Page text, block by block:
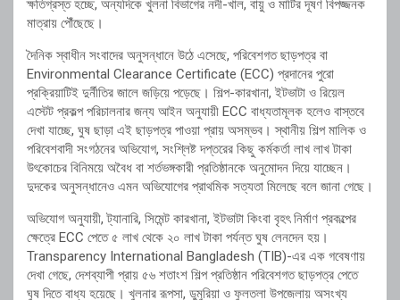
ক্ষতিগ্রস্ত হচ্ছে, অন্যদিকে খুলনা বিভাগের নদী-খাল, বায়ু ও মাটির দূষণ বিপজ্জনক
মাত্রায় পৌঁছেছে।
দৈনিক স্বাধীন সংবাদের অনুসন্ধানে উঠে এসেছে, পরিবেশগত ছাড়পত্র বা
Environmental Clearance Certificate (ECC) প্রদানের পুরো
প্রক্রিয়াটিই দুর্নীতির জালে জড়িয়ে পড়েছে। শিল্প-কারখানা, ইটভাটা ও রিয়েল
এস্টেট প্রকল্প পরিচালনার জন্য আইন অনুযায়ী ECC বাধ্যতামূলক হলেও বাস্তবে
দেখা যাচ্ছে, ঘুষ ছাড়া এই ছাড়পত্র পাওয়া প্রায় অসম্ভব। স্থানীয় শিল্প মালিক ও
পরিবেশবাদী সংগঠনের অভিযোগ, সংশ্লিষ্ট দপ্তরের কিছু কর্মকর্তা লাখ লাখ টাকা
উৎকোচের বিনিময়ে অবৈধ বা শর্তভঙ্গকারী প্রতিষ্ঠানকে অনুমোদন দিয়ে যাচ্ছেন।
দুদকের অনুসন্ধানেও এমন অভিযোগের প্রাথমিক সত্যতা মিলেছে বলে জানা গেছে।
অভিযোগ অনুযায়ী, ট্যানারি, সিমেন্ট কারখানা, ইটভাটা কিংবা বৃহৎ নির্মাণ প্রকল্পের
ক্ষেত্রে ECC পেতে ৫ লাখ থেকে ২০ লাখ টাকা পর্যন্ত ঘুষ লেনদেন হয়।
Transparency International Bangladesh (TIB)-এর এক গবেষণায়
দেখা গেছে, দেশব্যাপী প্রায় ৫৬ শতাংশ শিল্প প্রতিষ্ঠান পরিবেশগত ছাড়পত্র পেতে
ঘুষ দিতে বাধ্য হয়েছে। খুলনার রূপসা, ডুমুরিয়া ও ফুলতলা উপজেলায় অসংখ্য